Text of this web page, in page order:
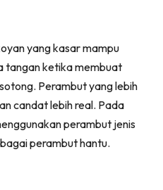
yang kasar mampu
tangan ketika membuat
Perambut yang lebih
candat lebih real. Pada
perambut jenis
perambut hantu.